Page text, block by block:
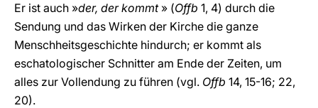
Er ist auch »der, der kommt» (Offb 1, 4) durch die
Sendung und das Wirken der Kirche die ganze
Menschheitsgeschichte hindurch; er kommt als
eschatologischer Schnitter am Ende der Zeiten, um
alles zur Vollendung zu führen (vgl. Offb 14, 15-16; 22,
20).